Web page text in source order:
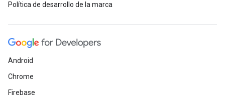
Política de desarrollo de la marca
Android
Chrome
Firebase